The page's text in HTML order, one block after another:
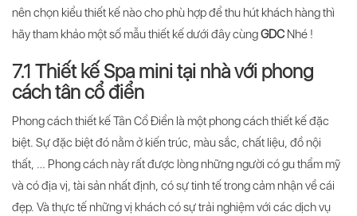
nên chọn kiểu thiết kế nào cho phù hợp để thu hút khách hàng thì
hãy tham khảo một số mẫu thiết kế dưới đây cùngGDC Nhé !
7.1 Thiết kế Spa mini tại nhà với phong
cách tân cổ điển
Phong cách thiết kế Tân Cổ Điển là một phong cách thiết kế đặc
biệt. Sự đặc biệt đó nằm ở kiến trúc, màu sắc, chất liệu, đồ nội
thất, … Phong cách này rất được lòng những người có gu thẩm mỹ
và có địa vị, tài sản nhất định, có sự tinh tế trong cảm nhận về cái
đẹp. Và thực tế những vị khách có sự trải nghiệm với các dịch vụ